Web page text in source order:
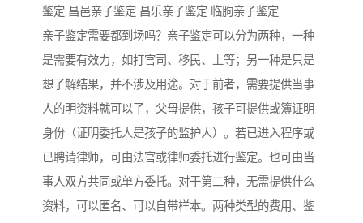
鉴定 昌邑亲子鉴定 昌乐亲子鉴定 临朐亲子鉴定
亲子鉴定需要都到场吗？亲子鉴定可以分为两种，一种
是需要有效力，如打官司、移民、上等；另一种是只是
想了解结果，并不涉及用途。对于前者，需要提供当事
人的明资料就可以了，父母提供，孩子可提供或簿证明
身份（证明委托人是孩子的监护人）。若已进入程序或
已聘请律师，可由法官或律师委托进行鉴定。也可由当
事人双方共同或单方委托。对于第二种，无需提供什么
资料，可以匿名、可以自带样本。两种类型的费用、鉴